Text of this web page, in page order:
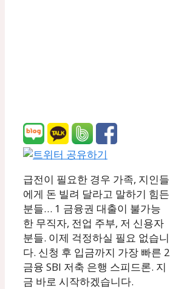
급전이 필요한 경우 가족, 지인들
에게 돈 빌려 달라고 말하기 힘든
분들… 1 금융권 대출이 불가능
한 무직자, 전업 주부, 저 신용자
분들. 이제 걱정하실 필요 없습니
다. 신청 후 입금까지 가장 빠른 2
금융 SBI 저축 은행 스피드론. 지
금 바로 시작하겠습니다.